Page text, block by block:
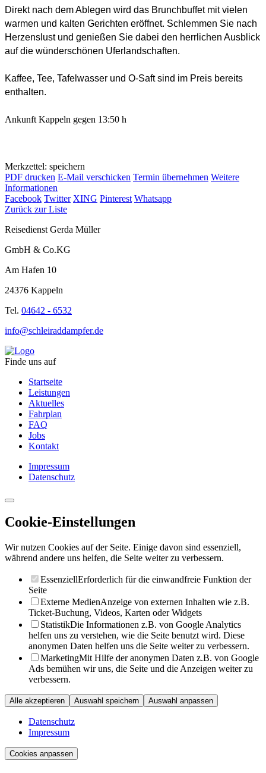
Direkt nach dem Ablegen wird das Brunchbuffet mit vielen
warmen und kalten Gerichten eröffnet. Schlemmen Sie nach
Herzenslust und genießen Sie dabei den herrlichen Ausblick
auf die wünderschönen Uferlandschaften.
Kaffee, Tee, Tafelwasser und O-Saft sind im Preis bereits
enthalten.
Ankunft Kappeln gegen 13:50 h
Merkzettel: speichern
PDF drucken E-Mail verschicken Termin übernehmen Weitere
Informationen
Facebook Twitter XING Pinterest Whatsapp
Zurück zur Liste
Reisedienst Gerda Müller
GmbH & Co.KG
Am Hafen 10
24376 Kappeln
Tel. 04642 - 6532
info@schleiraddampfer.de
Finde uns auf
Startseite
Leistungen
Aktuelles
Fahrplan
FAQ
Jobs
Kontakt
Impressum
Datenschutz
Cookie-Einstellungen
Wir nutzen Cookies auf der Seite. Einige davon sind essenziell,
während andere uns helfen, die Seite weiter zu verbessern.
EssenziellErforderlich für die einwandfreie Funktion der
Seite
Externe MedienAnzeige von externen Inhalten wie z.B.
Ticket-Buchung, Videos, Karten oder Widgets
StatistikDie Informationen z.B. von Google Analytics
helfen uns zu verstehen, wie die Seite benutzt wird. Diese
anonymen Daten helfen uns die Seite weiter zu verbessern.
MarketingMit Hilfe der anonymen Daten z.B. von Google
Ads bemühen wir uns, die Seite und die Anzeigen weiter zu
verbessern.
Alle akzeptieren Auswahl speichern Auswahl anpassen
Datenschutz
Impressum
Cookies anpassen